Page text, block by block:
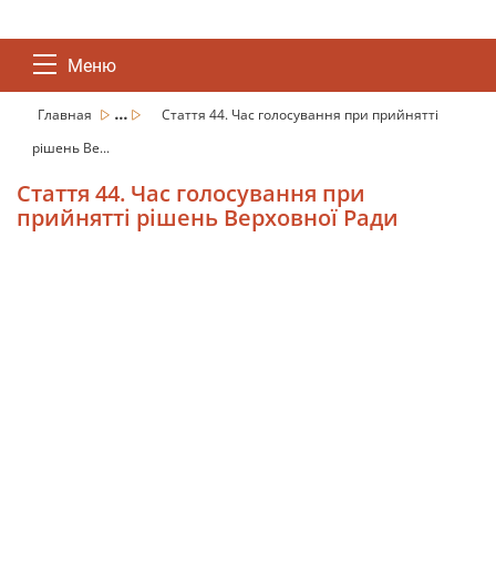
Меню
Главная ...
Стаття 44. Час голосування при прийнятті
рішень Ве...
Стаття 44. Час голосування при
прийнятті рішень Верховної Ради